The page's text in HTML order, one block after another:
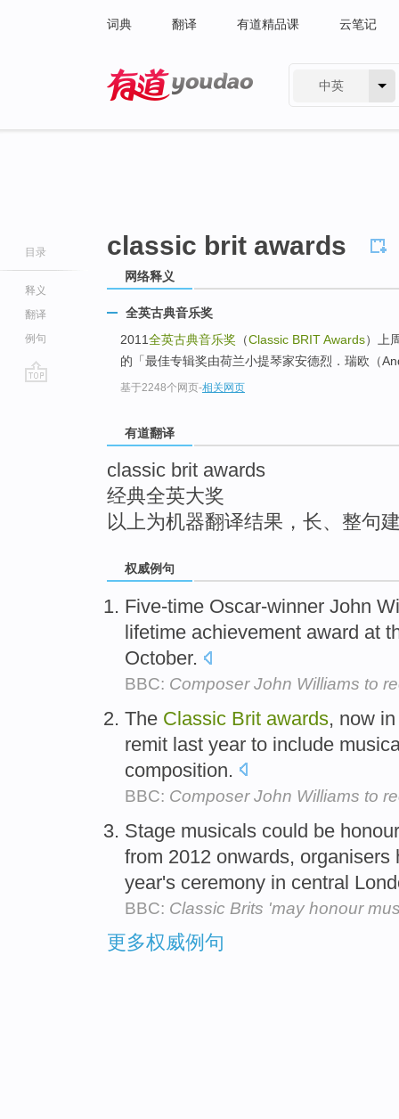
词典 翻译 有道精品课 云笔记
中英
目录
释义
翻译
例句
classic brit awards
网络释义
全英古典音乐奖
2011全英古典音乐奖 （Classic BRIT Awards）上
的「最佳专辑奖由荷兰小提琴家安德烈．瑞欧（
基于2248个网页-相关网页
有道翻译
classic brit awards
经典全英大奖
以上为机器翻译结果，长、整句
权威例句
Five-time Oscar-winner John
lifetime achievement award at
October.
BBC: Composer John Williams to
The Classic Brit awards, now
remit last year to include
composition.
BBC: Composer John Williams to
Stage musicals could be
from 2012 onwards,
year's ceremony in central
BBC: Classic Brits 'may honour
更多权威例句